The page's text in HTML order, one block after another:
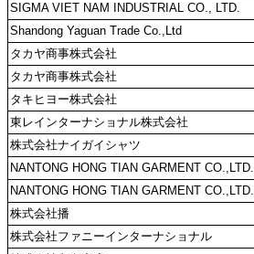
SIGMA VIET NAM INDUSTRIAL CO., LTD.
Shandong Yaguan Trade Co.,Ltd
タカヤ商事株式会社
タカヤ商事株式会社
タキヒヨー株式会社
東レインターナショナル株式会社
株式会社ナイガイシャツ
NANTONG HONG TIAN GARMENT CO.,LTD.
NANTONG HONG TIAN GARMENT CO.,LTD.
株式会社播
株式会社ファニーインターナショナル